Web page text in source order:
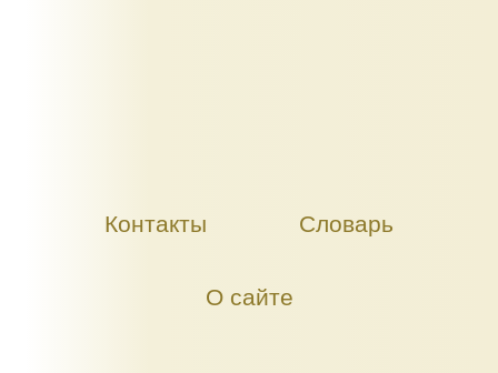
Контакты Словарь
О сайте